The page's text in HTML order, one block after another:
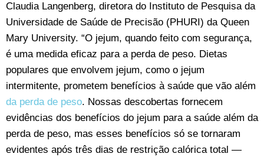
Claudia Langenberg, diretora do Instituto de Pesquisa da
Universidade de Saúde de Precisão (PHURI) da Queen
Mary University. “O jejum, quando feito com segurança,
é uma medida eficaz para a perda de peso. Dietas
populares que envolvem jejum, como o jejum
intermitente, prometem benefícios à saúde que vão além
da perda de peso. Nossas descobertas fornecem
evidências dos benefícios do jejum para a saúde além da
perda de peso, mas esses benefícios só se tornaram
evidentes após três dias de restrição calórica total —